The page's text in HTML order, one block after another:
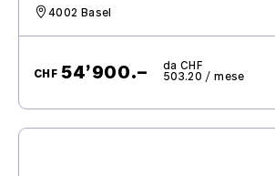
4002 Basel
CHF 54’900.– da CHF
503.20 / mese